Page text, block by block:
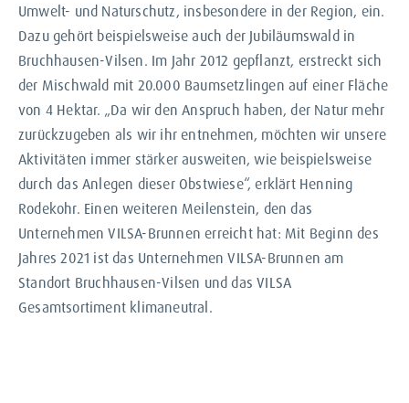
Umwelt- und Naturschutz, insbesondere in der Region, ein.
Dazu gehört beispielsweise auch der Jubiläumswald in
Bruchhausen-Vilsen. Im Jahr 2012 gepflanzt, erstreckt sich
der Mischwald mit 20.000 Baumsetzlingen auf einer Fläche
von 4 Hektar. „Da wir den Anspruch haben, der Natur mehr
zurückzugeben als wir ihr entnehmen, möchten wir unsere
Aktivitäten immer stärker ausweiten, wie beispielsweise
durch das Anlegen dieser Obstwiese“, erklärt Henning
Rodekohr. Einen weiteren Meilenstein, den das
Unternehmen VILSA-Brunnen erreicht hat: Mit Beginn des
Jahres 2021 ist das Unternehmen VILSA-Brunnen am
Standort Bruchhausen-Vilsen und das VILSA
Gesamtsortiment klimaneutral.